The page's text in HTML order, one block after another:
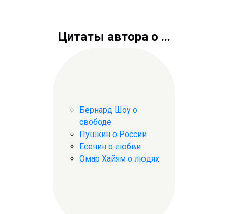
Цитаты автора о ...
Бернард Шоу о
свободе
Пушкин о России
Есенин о любви
Омар Хайям о людях